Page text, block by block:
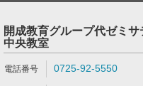
開成教育グループ代ゼミ
中央教室
0725-92-5550